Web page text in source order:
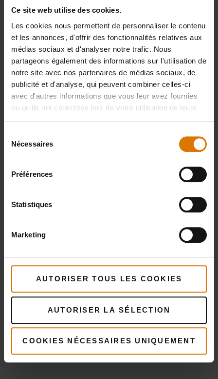
Ce site web utilise des cookies.
Les cookies nous permettent de personnaliser le contenu
et les annonces, d'offrir des fonctionnalités relatives aux
médias sociaux et d'analyser notre trafic. Nous
partageons également des informations sur l'utilisation de
notre site avec nos partenaires de médias sociaux, de
publicité et d'analyse, qui peuvent combiner celles-ci
avec d'autres informations que vous leur avez fournies
ou qu'ils ont collectées lors de votre utilisation de leurs
Nécessaires
Préférences
Statistiques
Marketing
AUTORISER TOUS LES COOKIES
AUTORISER LA SÉLECTION
COOKIES NÉCESSAIRES UNIQUEMENT
Préparons-nous
Accessoires
recommandés